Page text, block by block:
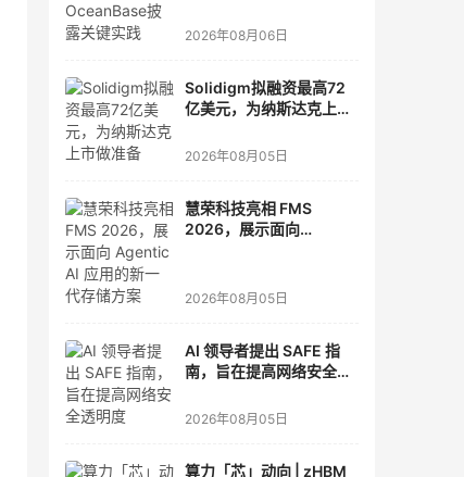
2026年08月06日
Solidigm拟融资最高72
亿美元，为纳斯达克上市
2026年08月05日
慧荣科技亮相 FMS
2026，展示面向
2026年08月05日
AI 领导者提出 SAFE 指
南，旨在提高网络安全透
2026年08月05日
算力「芯」动向 | zHBM